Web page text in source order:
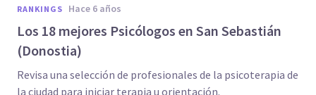
RANKINGS hace 6 años
Los 18 mejores Psicólogos en San Sebastián
(Donostia)
Revisa una selección de profesionales de la psicoterapia de
la ciudad para iniciar terapia u orientación.